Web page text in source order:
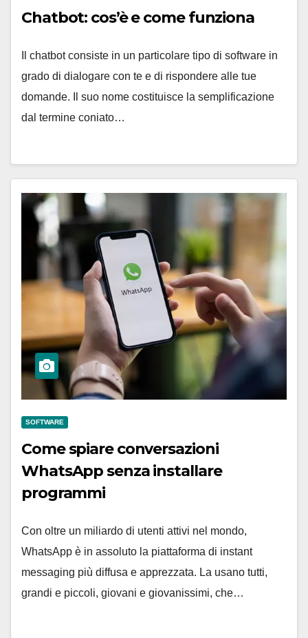
Chatbot: cos’è e come funziona
Il chatbot consiste in un particolare tipo di software in
grado di dialogare con te e di rispondere alle tue
domande. Il suo nome costituisce la semplificazione
dal termine coniato…
SOFTWARE
Come spiare conversazioni
WhatsApp senza installare
programmi
Con oltre un miliardo di utenti attivi nel mondo,
WhatsApp è in assoluto la piattaforma di instant
messaging più diffusa e apprezzata. La usano tutti,
grandi e piccoli, giovani e giovanissimi, che…